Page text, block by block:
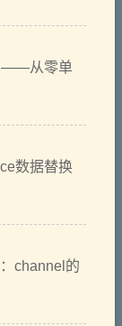
——从零单
数据替换
channel的